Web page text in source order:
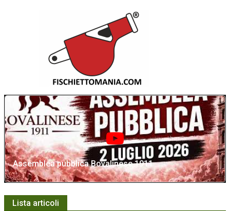
Assemblea pubblica Bovalinese 1911
Lista articoli